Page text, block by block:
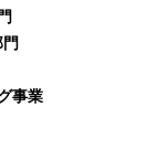
事業